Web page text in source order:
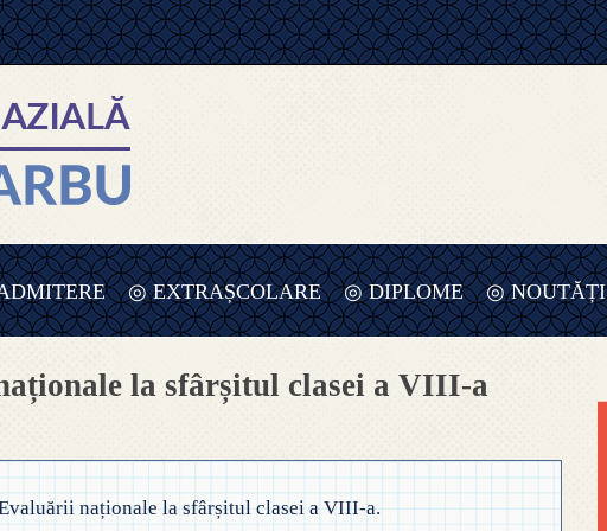
– 2025-2026
◎ EXTRAȘCOLARE
VERDE – PREȘCOLAR – 2025
◎ DIPLOME ◎ NOUTĂȚI
la sfârșitul clasei a VIII-a
naționale la sfârșitul clasei a VIII-a.